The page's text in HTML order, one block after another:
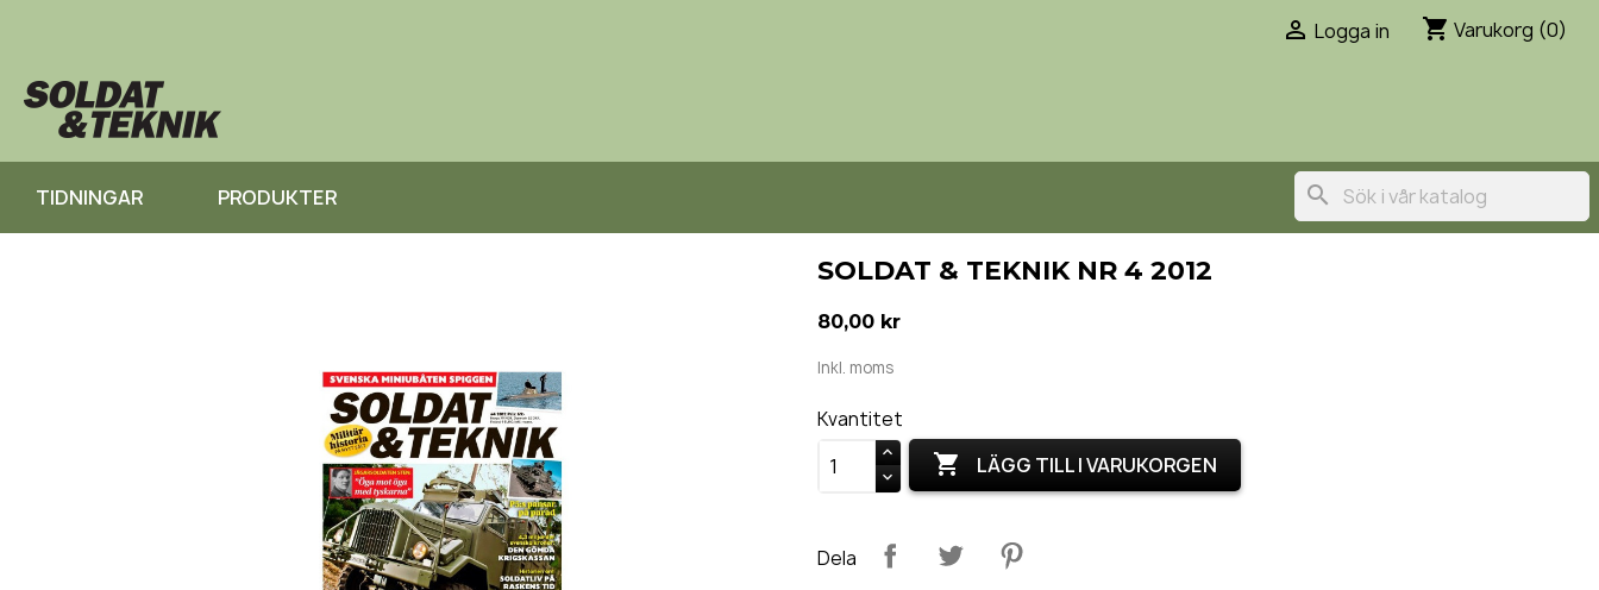
 Logga in shopping_cart Varukorg (0)
TIDNINGAR PRODUKTER search
SOLDAT & TEKNIK NR 4 2012
80,00 kr
Inkl. moms
Kvantitet
 LÄGG TILL I VARUKORGEN
Dela